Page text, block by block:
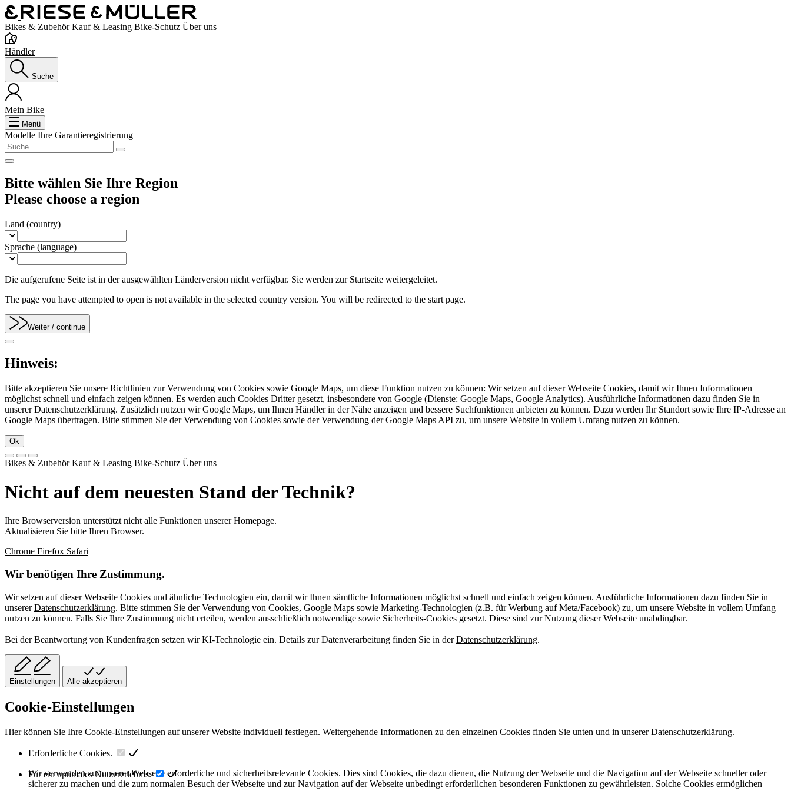
Bikes & ZubehörKauf & Leasing Bike-Schutz Über uns
Händler
Suche
Mein Bike
Menü
Modelle Ihre Garantieregistrierung
Bitte wählen Sie Ihre Region
Please choose a region
Land (country)
Sprache (language)
Die aufgerufene Seite ist in der ausgewählten Länderversion nicht verfügbar. Sie werden zur Startseite weitergeleitet.
The page you have attempted to open is not available in the selected country version. You will be redirected to the start page.
Weiter / continue
Hinweis:
Bitte akzeptieren Sie unsere Richtlinien zur Verwendung von Cookies sowie Google Maps, um diese Funktion nutzen zu können: Wir setzen auf dieser Webseite Cookies, damit wir Ihnen Informationen
möglichst schnell und einfach zeigen können. Es werden auch Cookies Dritter gesetzt, insbesondere von Google (Dienste: Google Maps, Google Analytics). Ausführliche Informationen dazu finden Sie in
unserer Datenschutzerklärung. Zusätzlich nutzen wir Google Maps, um Ihnen Händler in der Nähe anzeigen und bessere Suchfunktionen anbieten zu können. Dazu werden Ihr Standort sowie Ihre IP-Adresse an
Google Maps übertragen. Bitte stimmen Sie der Verwendung von Cookies sowie der Verwendung der Google Maps API zu, um unsere Website in vollem Umfang nutzen zu können.
Ok
Bikes & ZubehörKauf & Leasing Bike-Schutz Über uns
Nicht auf dem neuesten Stand der Technik?
Ihre Browserversion unterstützt nicht alle Funktionen unserer Homepage.
Aktualisieren Sie bitte Ihren Browser.
Chrome Firefox Safari
Wir benötigen Ihre Zustimmung.
Wir setzen auf dieser Webseite Cookies und ähnliche Technologien ein, damit wir Ihnen sämtliche Informationen möglichst schnell und einfach zeigen können. Ausführliche Informationen dazu finden Sie in
unsererDatenschutzerklärung. Bitte stimmen Sie der Verwendung von Cookies, Google Maps sowie Marketing-Technologien (z.B. für Werbung auf Meta/Facebook) zu, um unsere Website in vollem Umfang
nutzen zu können. Falls Sie Ihre Zustimmung nicht erteilen, werden ausschließlich notwendige sowie Sicherheits-Cookies gesetzt. Diese sind zur Nutzung dieser Webseite unabdingbar.
Bei der Beantwortung von Kundenfragen setzen wir KI-Technologie ein. Details zur Datenverarbeitung finden Sie in derDatenschutzerklärung.
Einstellungen Alle akzeptieren
Cookie-Einstellungen
Hier können Sie Ihre Cookie-Einstellungen auf unserer Website individuell festlegen. Weitergehende Informationen zu den einzelnen Cookies finden Sie unten und in unsererDatenschutzerklärung.
Erforderliche Cookies.
Wir verwenden auf unserer Webseite erforderliche und sicherheitsrelevante Cookies. Dies sind Cookies, die dazu dienen, die Nutzung der Webseite und die Navigation auf der Webseite schneller oder
sicherer zu machen und die zum normalen Besuch der Webseite und zur Navigation auf der Webseite unbedingt erforderlichen besonderen Funktionen zu gewährleisten. Solche Cookies ermöglichen
Für ein optimales Nutzererlebnis.